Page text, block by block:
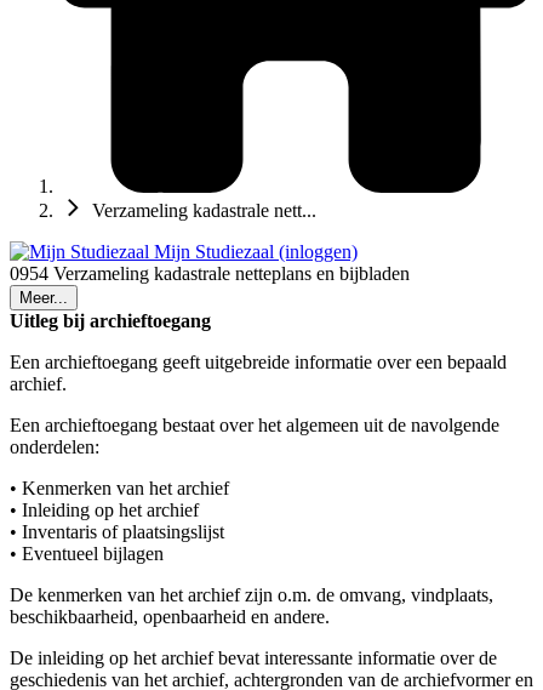
Verzameling kadastrale nett...
Mijn Studiezaal (inloggen)
0954 Verzameling kadastrale netteplans en bijbladen
Meer...
Uitleg bij archieftoegang
Een archieftoegang geeft uitgebreide informatie over een bepaald
archief.
Een archieftoegang bestaat over het algemeen uit de navolgende
onderdelen:
• Kenmerken van het archief
• Inleiding op het archief
• Inventaris of plaatsingslijst
• Eventueel bijlagen
De kenmerken van het archief zijn o.m. de omvang, vindplaats,
beschikbaarheid, openbaarheid en andere.
De inleiding op het archief bevat interessante informatie over de
geschiedenis van het archief, achtergronden van de archiefvormer en